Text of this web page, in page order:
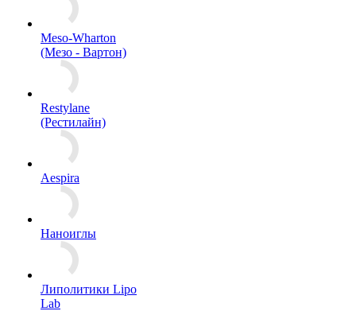
Meso-Wharton
(Мезо - Вартон)
Restylane
(Рестилайн)
Aespira
Наноиглы
Липолитики Lipo
Lab